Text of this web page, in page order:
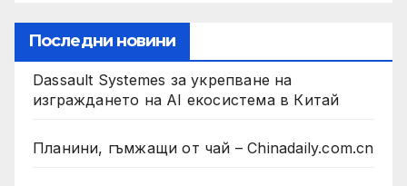
Последни новини
Dassault Systemes за укрепване на
изграждането на AI екосистема в Китай
Планини, гъмжащи от чай – Chinadaily.com.cn